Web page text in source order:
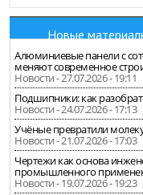
Новые
Алюминиевые панели с
меняют современное
Новости - 27.07.2026 - 19:11
Подшипники: как
Новости - 24.07.2026 - 17:13
Учёные превратили
Новости - 21.07.2026 - 17:03
Чертежи как основа
промышленного
Новости - 19.07.2026 - 19:23